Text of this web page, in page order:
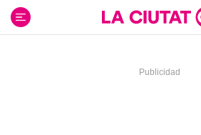
contenido